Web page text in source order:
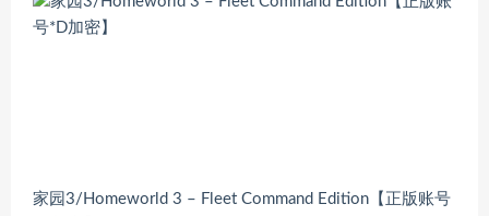
家园3/Homeworld 3 – Fleet Command Edition【正版账号